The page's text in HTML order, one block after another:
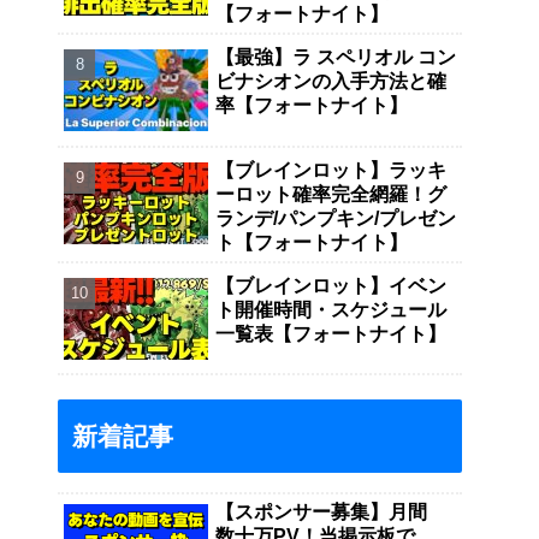
【フォートナイト】
【最強】ラ スペリオル コン
ビナシオンの入手方法と確
率【フォートナイト】
【ブレインロット】ラッキ
ーロット確率完全網羅！グ
ランデ/パンプキン/プレゼン
ト【フォートナイト】
【ブレインロット】イベン
ト開催時間・スケジュール
一覧表【フォートナイト】
新着記事
【スポンサー募集】月間